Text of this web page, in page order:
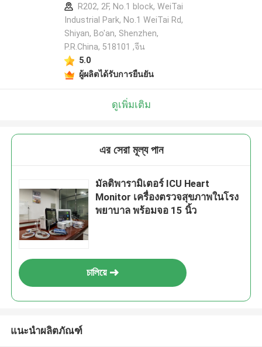
R202, 2F, No.1 block, WeiTai
Industrial Park, No.1 WeiTai Rd,
Shiyan, Bo'an, Shenzhen,
P.R.China, 518101​​​​​​​ ,จีน
5.0
ผู้ผลิตได้รับการยืนยัน
ดูเพิ่มเติม
এর সেরা মূল্য পান
มัลติพารามิเตอร์ ICU Heart
Monitor เครื่องตรวจสุขภาพในโรง
พยาบาล พร้อมจอ 15 นิ้ว
চালিয়ে
แนะนำผลิตภัณฑ์